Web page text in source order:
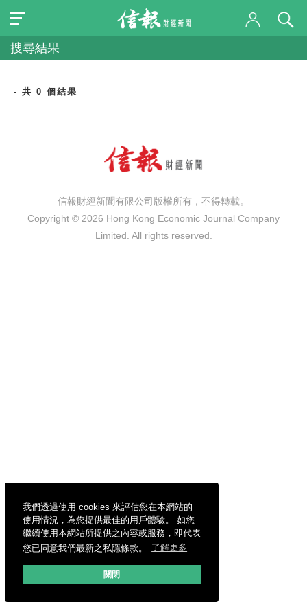
我們透過使用 cookies 來評估您在本網站的
使用情況，為您提供最佳的用戶體驗。 如您
繼續使用本網站所提供之內容或服務，即代表
您已同意我們最新之私隱條款。
了解更多
關閉
搜尋結果
- 共 0 個結果
信報財經新聞有限公司版權所有，不得轉載。
Copyright © 2026 Hong Kong Economic Journal Company
Limited. All rights reserved.